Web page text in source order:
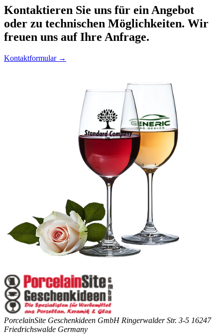
Kontaktieren Sie uns für ein Angebot
oder zu technischen Möglichkeiten. Wir
freuen uns auf Ihre Anfrage.
Kontaktformular →
PorcelainSite Geschenkideen GmbH Ringerwalder Str. 3-5 16247
Friedrichswalde Germany